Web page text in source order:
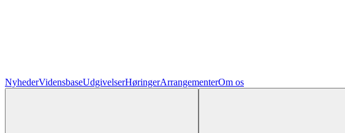
NyhederVidensbaseUdgivelserHøringerArrangementerOm os